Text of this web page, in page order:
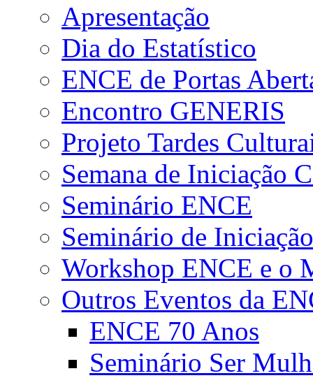
Apresentação
Dia do Estatístico
ENCE de Portas
Encontro GENERIS
Projeto Tardes
Semana de Iniciação
Seminário ENCE
Seminário de
Workshop ENCE e o
Outros Eventos da
ENCE 70 Anos
Seminário Ser